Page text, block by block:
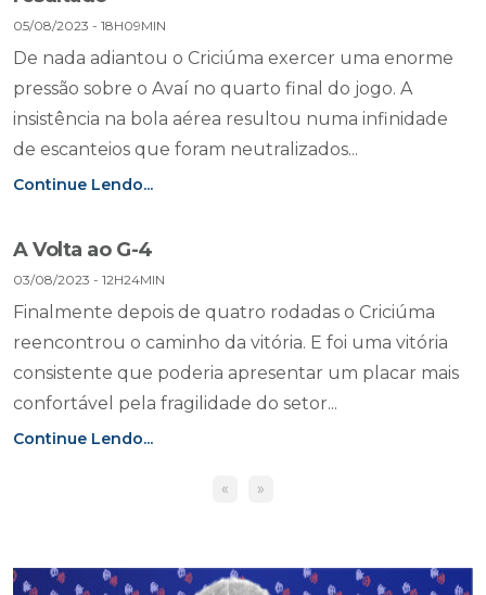
05/08/2023 - 18H09MIN
De nada adiantou o Criciúma exercer uma enorme
pressão sobre o Avaí no quarto final do jogo. A
insistência na bola aérea resultou numa infinidade
de escanteios que foram neutralizados...
Continue Lendo...
A Volta ao G-4
03/08/2023 - 12H24MIN
Finalmente depois de quatro rodadas o Criciúma
reencontrou o caminho da vitória. E foi uma vitória
consistente que poderia apresentar um placar mais
confortável pela fragilidade do setor...
Continue Lendo...
« »